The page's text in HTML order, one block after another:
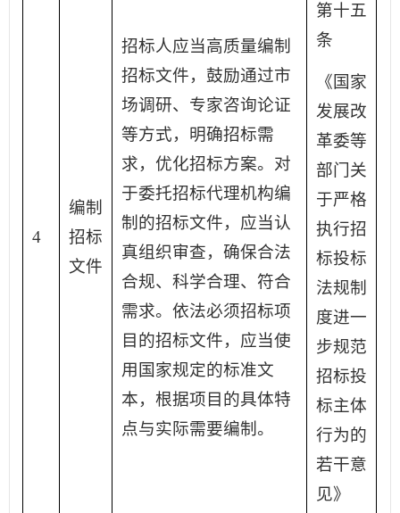
4
编制
招标
文件
招标人应当高质量编制
招标文件，鼓励通过市
场调研、专家咨询论证
等方式，明确招标需
求，优化招标方案。对
于委托招标代理机构编
制的招标文件，应当认
真组织审查，确保合法
合规、科学合理、符合
需求。依法必须招标项
目的招标文件，应当使
用国家规定的标准文
本，根据项目的具体特
点与实际需要编制。
第十五
条
《国家
发展改
革委等
部门关
于严格
执行招
标投标
法规制
度进一
步规范
招标投
标主体
行为的
若干意
见》